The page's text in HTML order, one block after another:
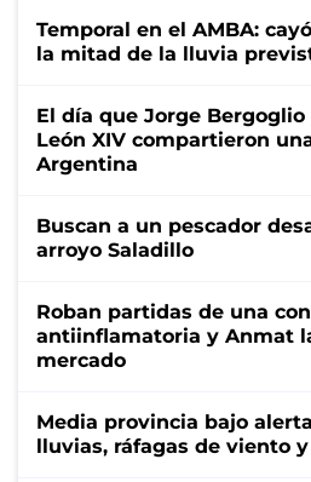
Temporal en el AMBA:
la mitad de la lluvia
El día que Jorge
León XIV compartieron
Argentina
Buscan a un pescador
arroyo Saladillo
Roban partidas de una
antiinflamatoria y Anmat
mercado
Media provincia bajo
lluvias, ráfagas de viento